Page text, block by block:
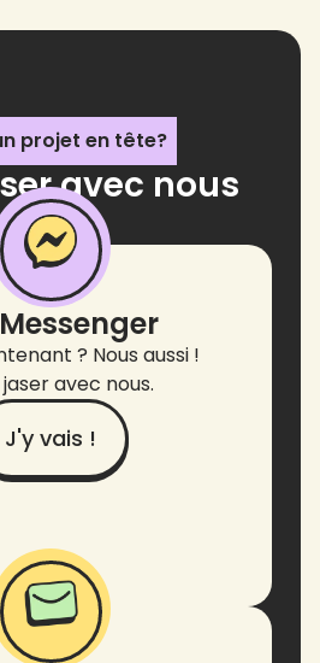
projet en tête?
avec nous
!
? Nous aussi !
avec nous.
J'y vais !